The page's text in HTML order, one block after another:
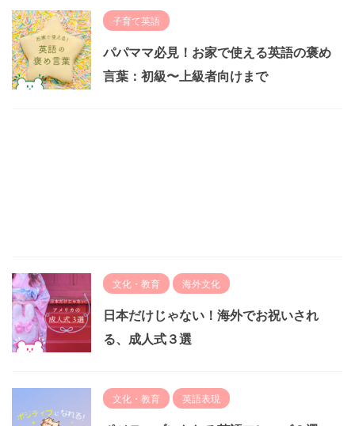
子育て英語
パパママ必見！お家で使える英語の褒め
言葉：初級〜上級者向けまで
文化・教育 海外文化
日本だけじゃない！海外でお祝いされ
る、成人式３選
文化・教育 英語表現